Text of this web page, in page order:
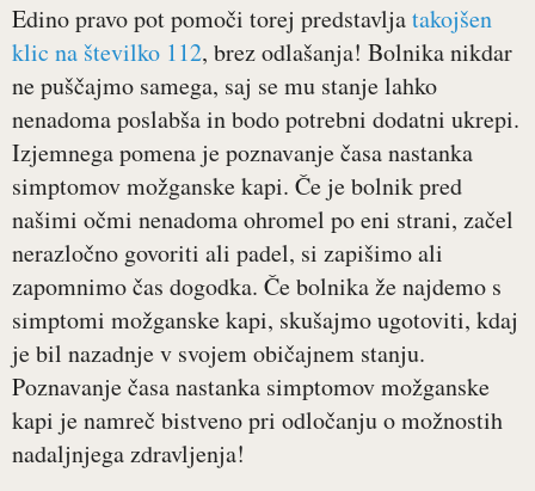
Edino pravo pot pomoči torej predstavljatakojšen
klic na številko 112, brez odlašanja! Bolnika nikdar
ne puščajmo samega, saj se mu stanje lahko
nenadoma poslabša in bodo potrebni dodatni ukrepi.
Izjemnega pomena je poznavanje časa nastanka
simptomov možganske kapi. Če je bolnik pred
našimi očmi nenadoma ohromel po eni strani, začel
nerazločno govoriti ali padel, si zapišimo ali
zapomnimo čas dogodka. Če bolnika že najdemo s
simptomi možganske kapi, skušajmo ugotoviti, kdaj
je bil nazadnje v svojem običajnem stanju.
Poznavanje časa nastanka simptomov možganske
kapi je namreč bistveno pri odločanju o možnostih
nadaljnjega zdravljenja!